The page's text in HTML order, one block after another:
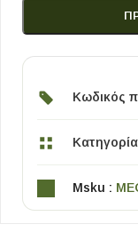
Κωδικός
Msku :